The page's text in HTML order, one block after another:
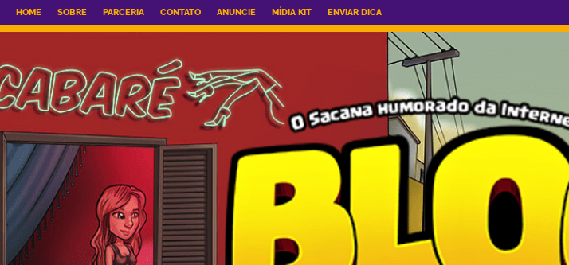
HOME SOBRE PARCERIA CONTATO ANUNCIE MÍDIA KIT ENVIAR DICA